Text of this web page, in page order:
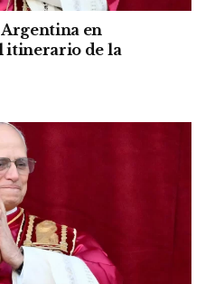
en
itinerario de la